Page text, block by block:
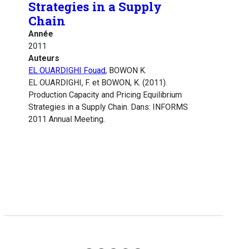
Strategies in a Supply
Chain
Année
2011
Auteurs
EL OUARDIGHI Fouad, BOWON K.
EL OUARDIGHI, F. et BOWON, K. (2011).
Production Capacity and Pricing Equilibrium
Strategies in a Supply Chain. Dans: INFORMS
2011 Annual Meeting.